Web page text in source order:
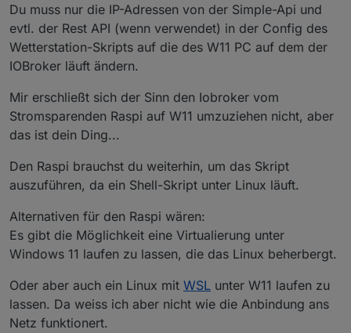
eingespielt.
Leider weiß ich nicht mehr, was ich damals für die
Installation noch gemacht habe. Muß ich unter Windows
anders vorgehen und wenn nicht, wie war nochmal der
Installationsvorgang ?
Du muss nur die IP-Adressen von der Simple-Api und
evtl. der Rest API (wenn verwendet) in der Config des
Wetterstation-Skripts auf die des W11 PC auf dem der
IOBroker läuft ändern.
Mir erschließt sich der Sinn den Iobroker vom
Stromsparenden Raspi auf W11 umzuziehen nicht, aber
das ist dein Ding...
Den Raspi brauchst du weiterhin, um das Skript
auszuführen, da ein Shell-Skript unter Linux läuft.
Alternativen für den Raspi wären:
Es gibt die Möglichkeit eine Virtualierung unter
Windows 11 laufen zu lassen, die das Linux beherbergt.
Oder aber auch ein Linux mit WSL unter W11 laufen zu
lassen. Da weiss ich aber nicht wie die Anbindung ans
Netz funktionert.